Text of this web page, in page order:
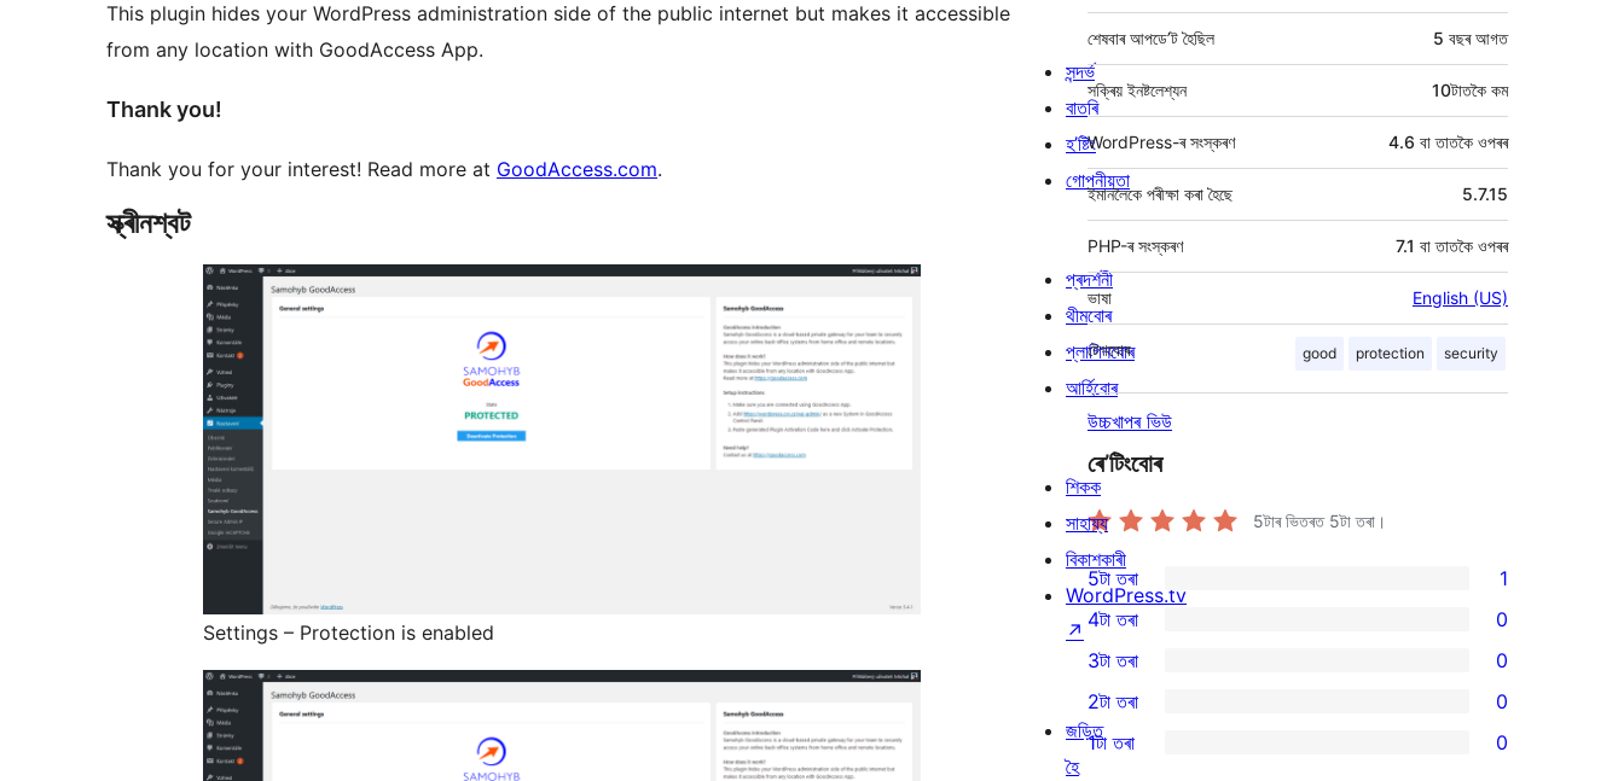
This plugin hides your WordPress administration side of the public internet but makes it accessible
from any location with GoodAccess App.
Thank you!
Thank you for your interest! Read more at GoodAccess.com.
স্ক্ৰীনশ্বট
Settings – Protection is enabled
5 বছৰআগত
শেষবাৰ আপডে’ট হৈছিল
সক্ৰিয় ইনষ্টলেশ্যন 10টাতকৈ কম
WordPress-ৰ সংস্কৰণ 4.6 বা তাতকৈ ওপৰৰ
ইমানলৈকে পৰীক্ষা কৰা হৈছে 5.7.15
PHP-ৰ সংস্কৰণ 7.1 বা তাতকৈ ওপৰৰ
ভাষা English (US)
good protection security
টেগবোৰ
উচ্চখাপৰ ভিউ
ৰে’টিংবোৰ
5টাৰ ভিতৰত 5টা তৰা।
1
5-
star
review
5টা তৰা 1
4-
star
reviews
4টা তৰা 0
0
3-
star
3টা তৰা 0
0
2-
2টা তৰা 0
1টা তৰা 0
সন্দৰ্ভ
বাতৰি
হ’ষ্টিং
গোপনীয়তা
প্ৰদৰ্শনী
থীমবোৰ
প্লাগিনবোৰ
আৰ্হিবোৰ
শিকক
সাহায্য
বিকাশকাৰী
WordPress.tv
↗
জড়িত
হৈ